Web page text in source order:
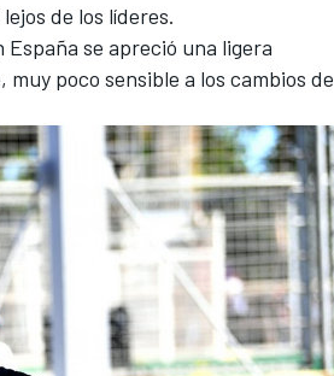
de los líderes.
se apreció una ligera
poco sensible a los cambios de